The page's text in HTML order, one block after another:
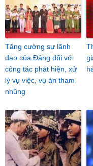
Tăng cường sự lãnh
đạo của Đảng đối với
công tác phát hiện, xử
lý vụ việc, vụ án tham
nhũng